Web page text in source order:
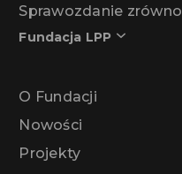
Sprawozdanie
Fundacja LPP
O Fundacji
Nowości
Projekty